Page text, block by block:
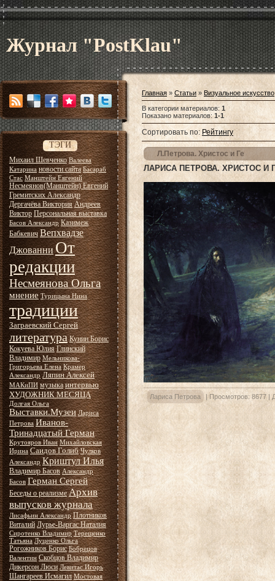
Журнал "PostKlau"
ТЭГИ
Михаил Шевченко Валеева
Катарина новости сайта Басараб
Стас Манштейн Евгений
Несмеянов(Манштейн) Евгений
Гремитских Александр
Дергачёва Виктория Андреев
Виктор Персональная выставка
Басов Александр Казимеж
Бабкевич Вепхвадзе
Джованни От
редакции
Несмеянова Ольга
мнение Турицына Нина
традиции
Заграевский Сергей
литература Кунин Борис
Кокуева Юлия Глинский
Владимир Мельникова-
Григорьева Елена Крамер
Александр Ляпин Алексей
МАКиПИ музыка интервью
ХУДОЖНИК МЕСЯЦА
Долгая Ольга
Выставки.Музеи Лариса
Петрова Иванов-
Тринадцатый Герман
Крутояров Иван Михайловская
Ирина Саидов Голиб Чулков
Александр Криштул Илья
Владимир Басов Александр
Басов Герман Сергей
Беседы о реализме Архив
выпусков журнала
Лисафьин Александр Плотников
Виталий Лурье-Варгас Наталия
Сиротенко Владимир Терещенко
Татьяна Луценко Ольга
Рогожников Борис Бобрецов
Валентин Скобцов Владимир
Дикерсон Люси Левитас Игорь
Шангареев Исмагил Мостовая
Главная » Статьи » Визуальное искусство
В категории материалов: 1
Показано материалов:1-1
Сортировать по: Рейтингу
Л.Петрова. Христос и Ге
ЛАРИСА ПЕТРОВА. ХРИСТОС И
Лариса Петрова | Просмотров: 8677 |